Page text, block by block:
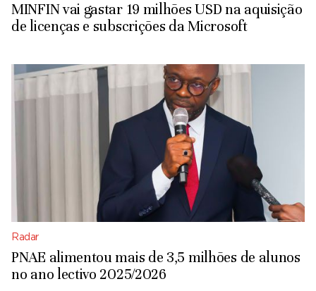
MINFIN vai gastar 19 milhões USD na aquisição
de licenças e subscrições da Microsoft
Radar
PNAE alimentou mais de 3,5 milhões de alunos
no ano lectivo 2025/2026